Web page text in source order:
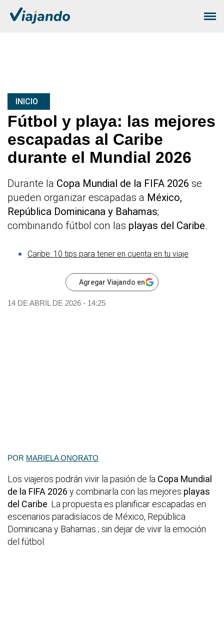
INICIO
Fútbol y playa: las mejores
escapadas al Caribe
durante el Mundial 2026
Durante la Copa Mundial de la FIFA 2026 se
pueden organizar escapadas a México,
República Dominicana y Bahamas;
combinando fútbol con las playas del Caribe.
Caribe: 10 tips para tener en cuenta en tu viaje
Agregar Viajando en
14 DE ABRIL DE 2026 - 14:25
POR MARIELA ONORATO
Los viajeros podrán vivir la pasión de la Copa Mundial
de la FIFA 2026 y combinarla con las mejores playas
del Caribe . La propuesta es planificar escapadas en
escenarios paradisíacos de México, República
Dominicana y Bahamas ; sin dejar de vivir la emoción
del fútbol.